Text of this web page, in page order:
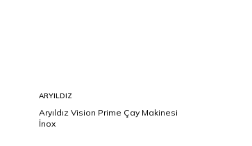
ARYILDIZ
Aryıldız Vision Prime Çay Makinesi
İnox